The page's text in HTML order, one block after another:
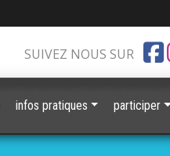
SUIVEZ NOUS SUR
infos pratiques participer